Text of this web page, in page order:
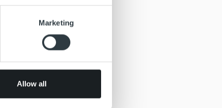
our traffic. We also share
may combine it with
Marketing
Allow all